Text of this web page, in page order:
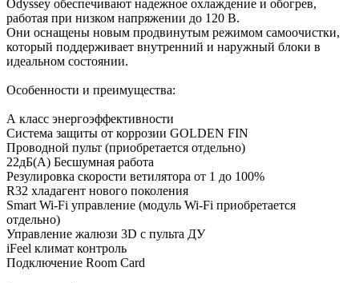
Odyssey обеспечивают надежное охлаждение и обогрев,
работая при низком напряжении до 120 В.
Они оснащены новым продвинутым режимом самоочистки,
который поддерживает внутренний и наружный блоки в
идеальном состоянии.
Особенности и преимущества:
А класс энергоэффективности
Система защиты от коррозии GOLDEN FIN
Проводной пульт (приобретается отдельно)
22дБ(А) Бесшумная работа
Резулировка скорости ветилятора от 1 до 100%
R32 хладагент нового поколения
Smart Wi-Fi управление (модуль Wi-Fi приобретается
отдельно)
Управление жалюзи 3D с пульта ДУ
iFeel климат контроль
Подключение Room Card